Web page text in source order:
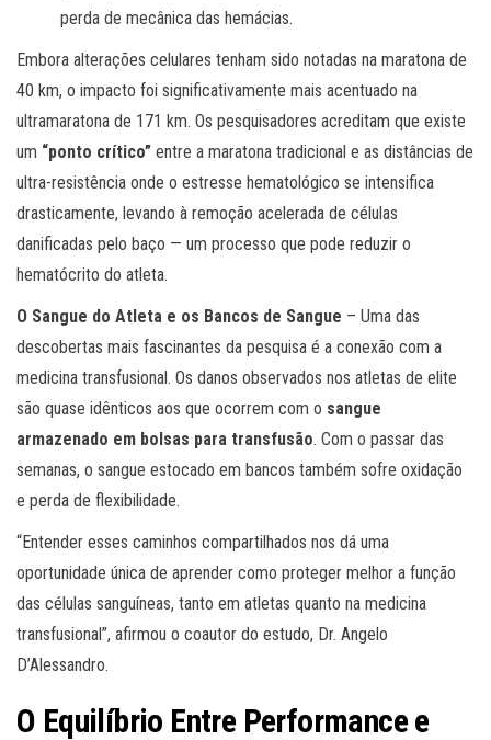
perda de mecânica das hemácias.
Embora alterações celulares tenham sido notadas na maratona de
40 km, o impacto foi significativamente mais acentuado na
ultramaratona de 171 km. Os pesquisadores acreditam que existe
um “ponto crítico” entre a maratona tradicional e as distâncias de
ultra-resistência onde o estresse hematológico se intensifica
drasticamente, levando à remoção acelerada de células
danificadas pelo baço — um processo que pode reduzir o
hematócrito do atleta.
O Sangue do Atleta e os Bancos de Sangue – Uma das
descobertas mais fascinantes da pesquisa é a conexão com a
medicina transfusional. Os danos observados nos atletas de elite
são quase idênticos aos que ocorrem com o sangue
armazenado em bolsas para transfusão. Com o passar das
semanas, o sangue estocado em bancos também sofre oxidação
e perda de flexibilidade.
“Entender esses caminhos compartilhados nos dá uma
oportunidade única de aprender como proteger melhor a função
das células sanguíneas, tanto em atletas quanto na medicina
transfusional”, afirmou o coautor do estudo, Dr. Angelo
D’Alessandro.
O Equilíbrio Entre Performance e